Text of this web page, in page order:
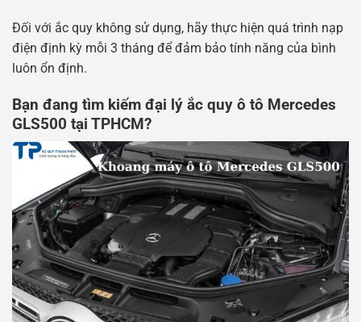
Đối với ắc quy không sử dụng, hãy thực hiện quá trình nạp
điện định kỳ mỗi 3 tháng để đảm bảo tính năng của bình
luôn ổn định.
Bạn đang tìm kiếm đại lý ắc quy ô tô Mercedes
GLS500 tại TPHCM?